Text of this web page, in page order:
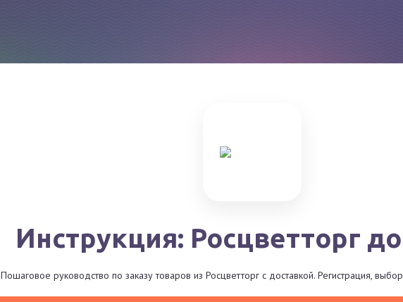
Инструкция: Росцветторг
Пошаговое руководство по заказу товаров из Росцветторг с доставкой. Регистрация,